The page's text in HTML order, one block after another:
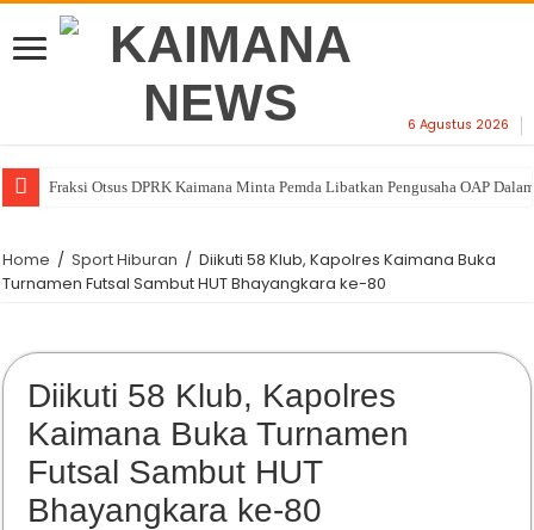
6 Agustus 2026
Fraksi Otsus DPRK Kaimana Minta Pemda Libatkan Pengusaha OAP
Home / Sport Hiburan / Diikuti 58 Klub, Kapolres Kaimana Buka
Turnamen Futsal Sambut HUT Bhayangkara ke-80
Diikuti 58 Klub, Kapolres
Kaimana Buka Turnamen
Futsal Sambut HUT
Bhayangkara ke-80